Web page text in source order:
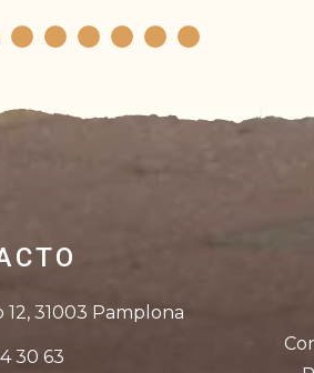
31003 Pamplona
30 63